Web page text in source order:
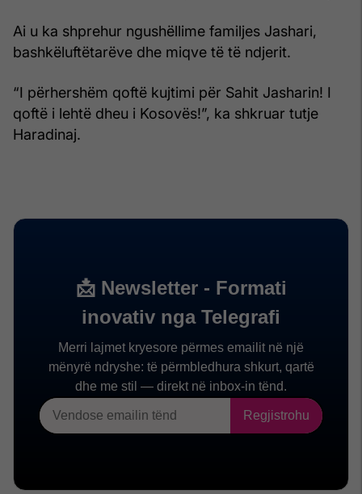
Ai u ka shprehur ngushëllime familjes Jashari,
bashkëluftëtarëve dhe miqve të të ndjerit.
“I përhershëm qoftë kujtimi për Sahit Jasharin! I
qoftë i lehtë dheu i Kosovës!”, ka shkruar tutje
Haradinaj.